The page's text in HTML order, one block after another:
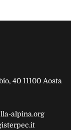
40 11100 Aosta
alpina.org